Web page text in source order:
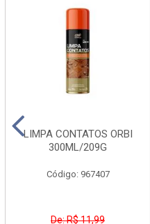
LIMPA CONTATOS ORBI
300ML/209G
Código: 967407
De: R$ 11,99